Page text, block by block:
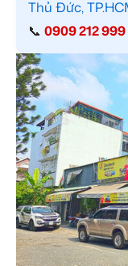
Thủ Đức,
📞 0909 212 999